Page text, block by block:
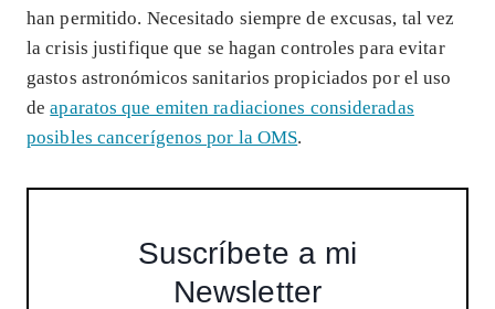
han permitido. Necesitado siempre de excusas, tal vez
la crisis justifique que se hagan controles para evitar
gastos astronómicos sanitarios propiciados por el uso
deaparatos que emiten radiaciones consideradas
posibles cancerígenos por la OMS.
Suscríbete a mi
Newsletter